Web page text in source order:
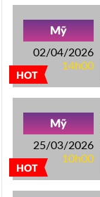
HOT
Mỹ
02/04/2026
14h00
HOT
Mỹ
25/03/2026
10h00